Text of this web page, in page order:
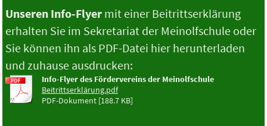
Unseren Info-Flyermit einer Beitrittserklärung
erhalten Sie im Sekretariat der Meinolfschule oder
Sie können ihn als PDF-Datei hier herunterladen
und zuhause ausdrucken:
Info-Flyer des Fördervereins der Meinolfschule
Beitrittserklärung.pdf
PDF-Dokument [188.7 KB]